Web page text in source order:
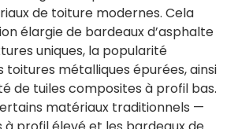
de toiture modernes. Cela
élargie de bardeaux d’asphalte
uniques, la popularité
toitures métalliques épurées, ainsi
de tuiles composites à profil bas.
matériaux traditionnels —